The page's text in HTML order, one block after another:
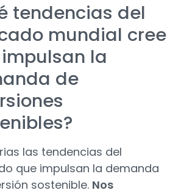
tendencias del
mundial cree
la
de
las tendencias del
que impulsan la demanda
sostenible. Nos